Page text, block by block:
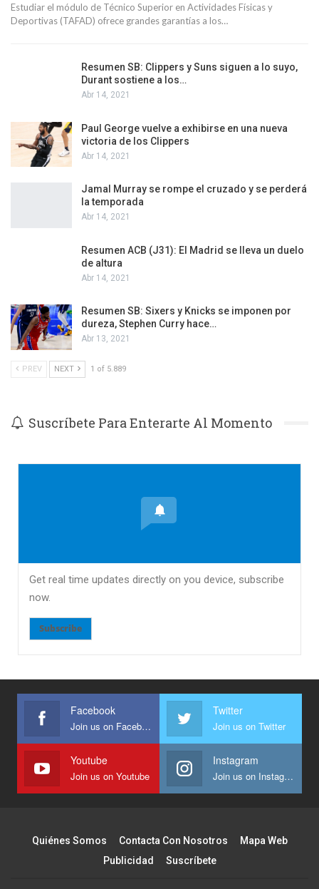
Estudiar el módulo de Técnico Superior en Actividades Físicas y
Deportivas (TAFAD) ofrece grandes garantías a los…
Resumen SB: Clippers y Suns siguen a lo suyo,
Durant sostiene a los…
Abr 14, 2021
Paul George vuelve a exhibirse en una nueva
victoria de los Clippers
Abr 14, 2021
Jamal Murray se rompe el cruzado y se perderá
la temporada
Abr 14, 2021
Resumen ACB (J31): El Madrid se lleva un duelo
de altura
Abr 14, 2021
Resumen SB: Sixers y Knicks se imponen por
dureza, Stephen Curry hace…
Abr 13, 2021
PREV NEXT 1 of 5.889
Suscríbete Para Enterarte Al Momento
Get real time updates directly on you device, subscribe
now.
Subscribe
Facebook
Join us on Facebook
Twitter
Join us on Twitter
Youtube
Join us on Youtube
Instagram
Join us on Instagram
Quiénes Somos Contacta Con Nosotros
Mapa Web
Publicidad
Suscríbete